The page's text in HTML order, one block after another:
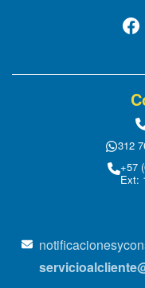
312
+57
Ext: